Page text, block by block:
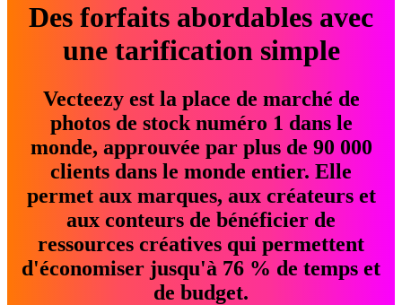
Des forfaits abordables avec
une tarification simple
Vecteezy est la place de marché de
photos de stock numéro 1 dans le
monde, approuvée par plus de 90 000
clients dans le monde entier. Elle
permet aux marques, aux créateurs et
aux conteurs de bénéficier de
ressources créatives qui permettent
d'économiser jusqu'à 76 % de temps et
de budget.